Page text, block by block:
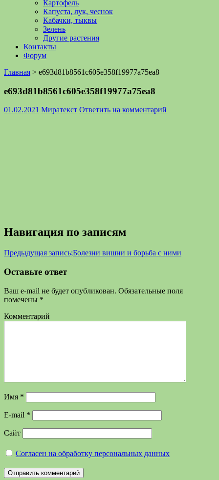
Картофель
Капуста, лук, чеснок
Кабачки, тыквы
Зелень
Другие растения
Контакты
Форум
Главная > e693d81b8561c605e358f19977a75ea8
e693d81b8561c605e358f19977a75ea8
01.02.2021 Миратекст Ответить на комментарий
Навигация по записям
Предыдущая запись;Болезни вишни и борьба с ними
Оставьте ответ
Ваш e-mail не будет опубликован. Обязательные поля
помечены *
Комментарий
Имя *
E-mail *
Сайт
Согласен на обработку персональных данных